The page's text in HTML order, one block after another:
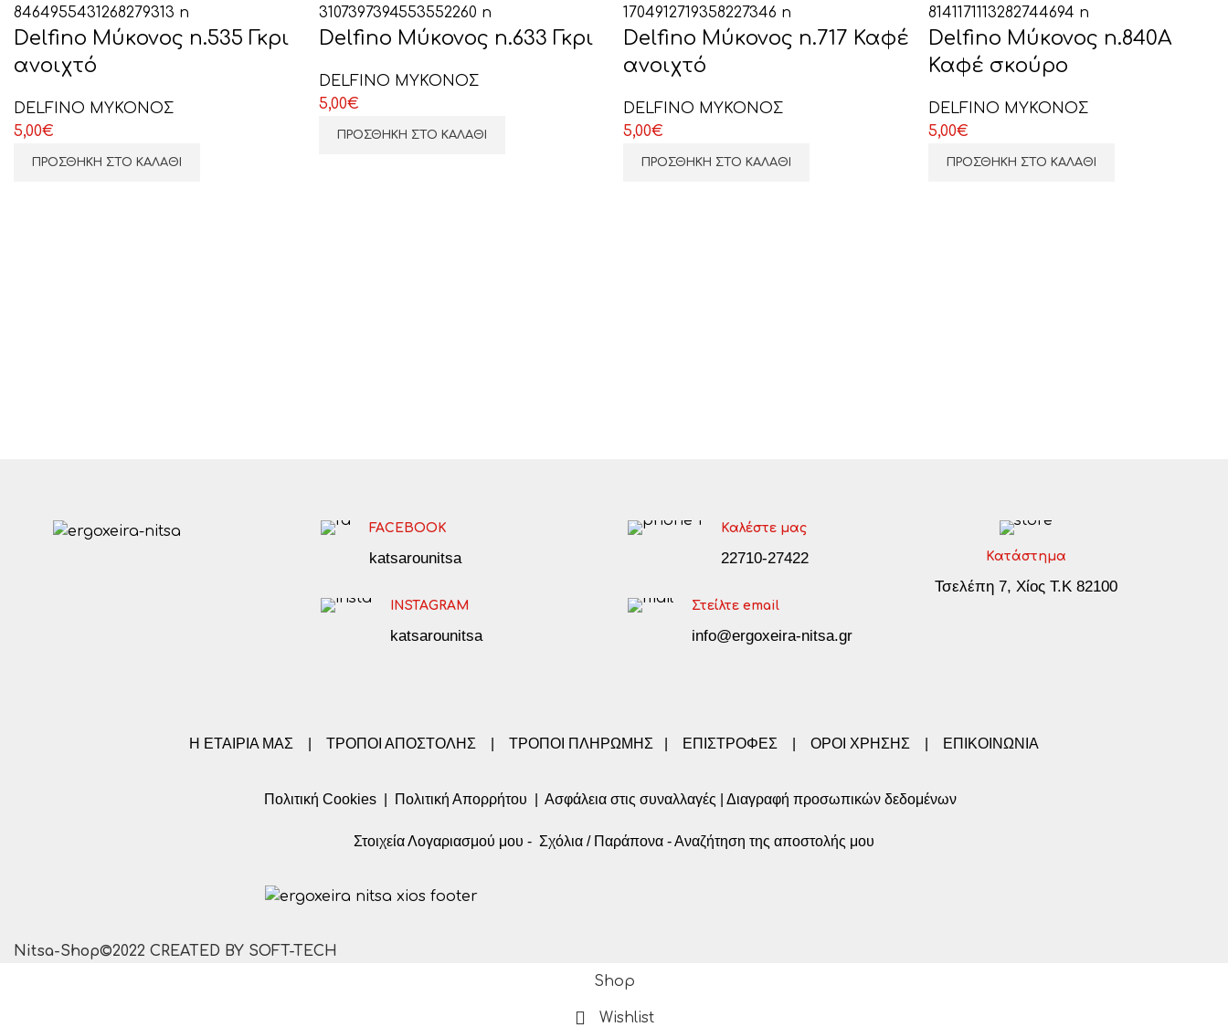
ΕΠΙΛΕΞΤΕ ΕΔΩ
Delfino Μύκονος n.535 Γκρι
ανοιχτό
DELFINO ΜΥΚΟΝΟΣ
5,00€
ΠΡΟΣΘΉΚΗ ΣΤΟ ΚΑΛΆΘΙ
Delfino Μύκονος n.633 Γκρι
DELFINO ΜΥΚΟΝΟΣ
5,00€
ΠΡΟΣΘΉΚΗ ΣΤΟ ΚΑΛΆΘΙ
Delfino Μύκονος n.717 Καφέ
ανοιχτό
DELFINO ΜΥΚΟΝΟΣ
5,00€
ΠΡΟΣΘΉΚΗ ΣΤΟ ΚΑΛΆΘΙ
Delfino Μύκονος n.840Α
Καφέ σκούρο
DELFINO ΜΥΚΟΝΟΣ
5,00€
ΠΡΟΣΘΉΚΗ ΣΤΟ ΚΑΛΆΘΙ
FACEBOOK
katsarounitsa
INSTAGRAM
katsarounitsa
Καλέστε μας
22710-27422
Στείλτε email
info@ergoxeira-nitsa.gr
Κατάστημα
Τσελέπη 7, Χίος Τ.Κ 82100
Η ΕΤΑΙΡΙΑ ΜΑΣ ΤΡΟΠΟΙ ΑΠΟΣΤΟΛΗΣ ΤΡΟΠΟΙ ΠΛΗΡΩΜΗΣ ΕΠΙΣΤΡΟΦΕΣ ΟΡΟΙ ΧΡΗΣΗΣ ΕΠΙΚΟΙΝΩΝΙΑ
Πολιτική Cookies Πολιτική Απορρήτου Ασφάλεια στις συναλλαγές Διαγραφή προσωπικών δεδομένων
Στοιχεία Λογαριασμού μου - Σχόλια / Παράπονα -Αναζήτηση της αποστολής μου
Nitsa-Shop©2022 CREATED BY SOFT-TECH
Shop
Wishlist